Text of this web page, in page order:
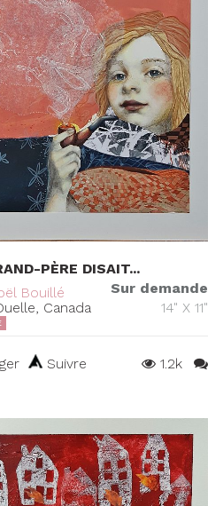
PÈRE DISAIT...
Bouillé
Canada
Sur demande
14" X 11"
Suivre 1.2k